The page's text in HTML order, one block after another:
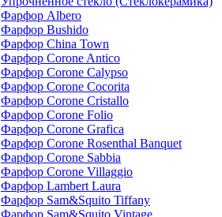
Фарфор Albero
Фарфор Bushido
Фарфор China Town
Фарфор Corone Antico
Фарфор Corone Calypso
Фарфор Corone Cocorita
Фарфор Corone Cristallo
Фарфор Corone Folio
Фарфор Corone Grafica
Фарфор Corone Rosenthal Banquet
Фарфор Corone Sabbia
Фарфор Corone Villaggio
Фарфор Lambert Laura
Фарфор Sam&Squito Tiffany
Фарфор Sam&Squito Vintage